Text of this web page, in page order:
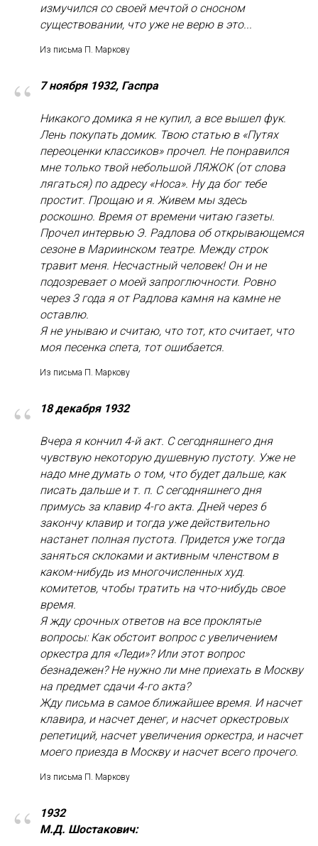
измучился со своей мечтой о сносном
существовании, что уже не верю в это...
Из письма П. Маркову
“ 7 ноября 1932, Гаспра
Никакого домика я не купил, а все вышел фук.
Лень покупать домик. Твою статью в «Путях
переоценки классиков» прочел. Не понравился
мне только твой небольшой ЛЯЖОК (от слова
лягаться) по адресу «Носа». Ну да бог тебе
простит. Прощаю и я. Живем мы здесь
роскошно. Время от времени читаю газеты.
Прочел интервью Э. Радлова об открывающемся
сезоне в Мариинском театре. Между строк
травит меня. Несчастный человек! Он и не
подозревает о моей запроглючности. Ровно
через 3 года я от Радлова камня на камне не
оставлю.
Я не унываю и считаю, что тот, кто считает, что
моя песенка спета, тот ошибается.
Из письма П. Маркову
“ 18 декабря 1932
Вчера я кончил 4-й акт. С сегодняшнего дня
чувствую некоторую душевную пустоту. Уже не
надо мне думать о том, что будет дальше, как
писать дальше и т. п. С сегодняшнего дня
примусь за клавир 4-го акта. Дней через 6
закончу клавир и тогда уже действительно
настанет полная пустота. Придется уже тогда
заняться склоками и активным членством в
каком-нибудь из многочисленных худ.
комитетов, чтобы тратить на что-нибудь свое
время.
Я жду срочных ответов на все проклятые
вопросы: Как обстоит вопрос с увеличением
оркестра для «Леди»? Или этот вопрос
безнадежен? Не нужно ли мне приехать в Москву
на предмет сдачи 4-го акта?
Жду письма в самое ближайшее время. И насчет
клавира, и насчет денег, и насчет оркестровых
репетиций, насчет увеличения оркестра, и насчет
моего приезда в Москву и насчет всего прочего.
Из письма П. Маркову
“
1932
М.Д. Шостакович: